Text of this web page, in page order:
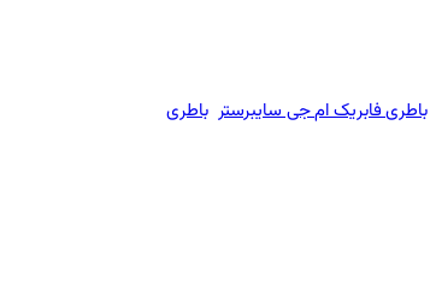
باطری فابریک ام جی سایبرستر باطری